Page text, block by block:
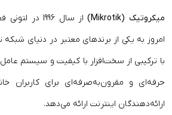
میکروتیک (Mikrotik)
از سال 1996 در
امروز به یکی از برندهای معتبر در دنیای
با ترکیبی از سخت‌افزار با کیفیت و سیستم
حرفه‌ای و مقرون‌به‌صرفه‌ای برای کاربران
ارائه‌دهندگان اینترنت ارائه می‌دهد.